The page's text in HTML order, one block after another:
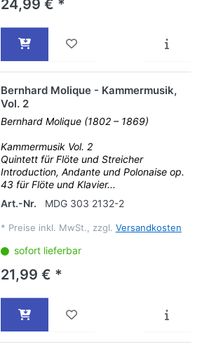
24,99 € *
Bernhard Molique - Kammermusik,
Vol. 2
Bernhard Molique (1802 – 1869)
Kammermusik Vol. 2
Quintett für Flöte und Streicher
Introduction, Andante und Polonaise op.
43 für Flöte und Klavier...
Art.-Nr.
MDG 303 2132-2
* Preise inkl. MwSt., zzgl. Versandkosten
sofort lieferbar
21,99 € *